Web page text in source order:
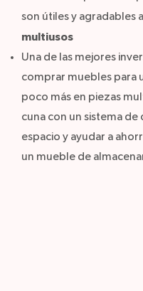
son útiles y agradables
multiusos
Una de las mejores
comprar muebles para
poco más en piezas
cuna con un sistema
espacio y ayudar a
un mueble de